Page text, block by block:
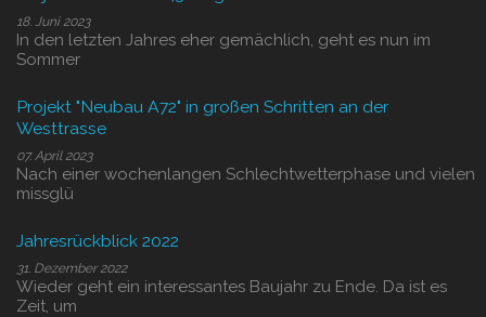
18. Juni 2023
In den letzten Jahres eher gemächlich, geht es nun im
Sommer
Projekt "Neubau A72" in großen Schritten an der
Westtrasse
07. April 2023
Nach einer wochenlangen Schlechtwetterphase und vielen
missglü
Jahresrückblick 2022
31. Dezember 2022
Wieder geht ein interessantes Baujahr zu Ende. Da ist es
Zeit, um